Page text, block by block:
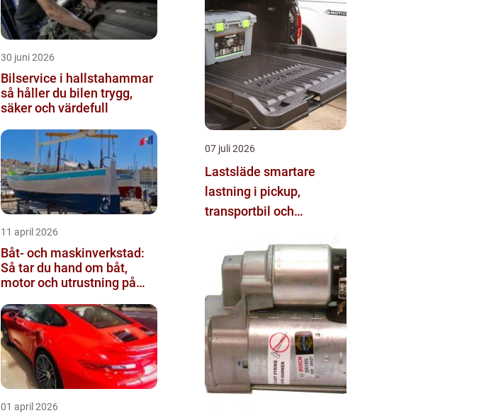
30 juni 2026
Bilservice i hallstahammar
så håller du bilen trygg,
säker och värdefull
11 april 2026
Båt- och maskinverkstad:
Så tar du hand om båt,
motor och utrustning på
01 april 2026
07 juli 2026
Lastsläde smartare
lastning i pickup,
transportbil och